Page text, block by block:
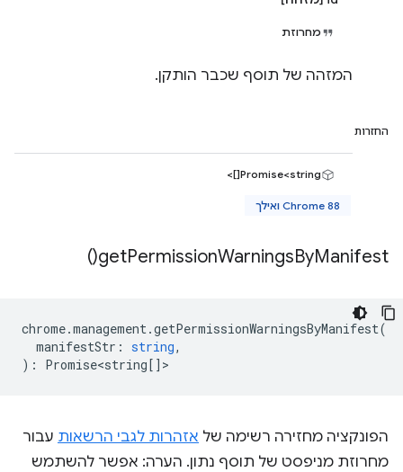
מחרוזת
המזהה של תוסף שכבר הותקן.
החזרות
Promise<string[]>
Chrome 88 ואילך
getPermissionWarningsByManifest(
)
chrome.management.getPermissionWarningsByManifest(
manifestStr : string,
) : Promise<string[]>
הפונקציה מחזירה רשימה של אזהרות לגבי הרשאות עבור
מחרוזת מניפסט של תוסף נתון. הערה: אפשר להשתמש